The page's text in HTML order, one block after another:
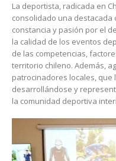
La deportista, radicada en
consolidado una destacada
constancia y pasión por el
la calidad de los eventos
de las competencias,
territorio chileno. Además,
patrocinadores locales,
desarrollándose y
la comunidad deportiva